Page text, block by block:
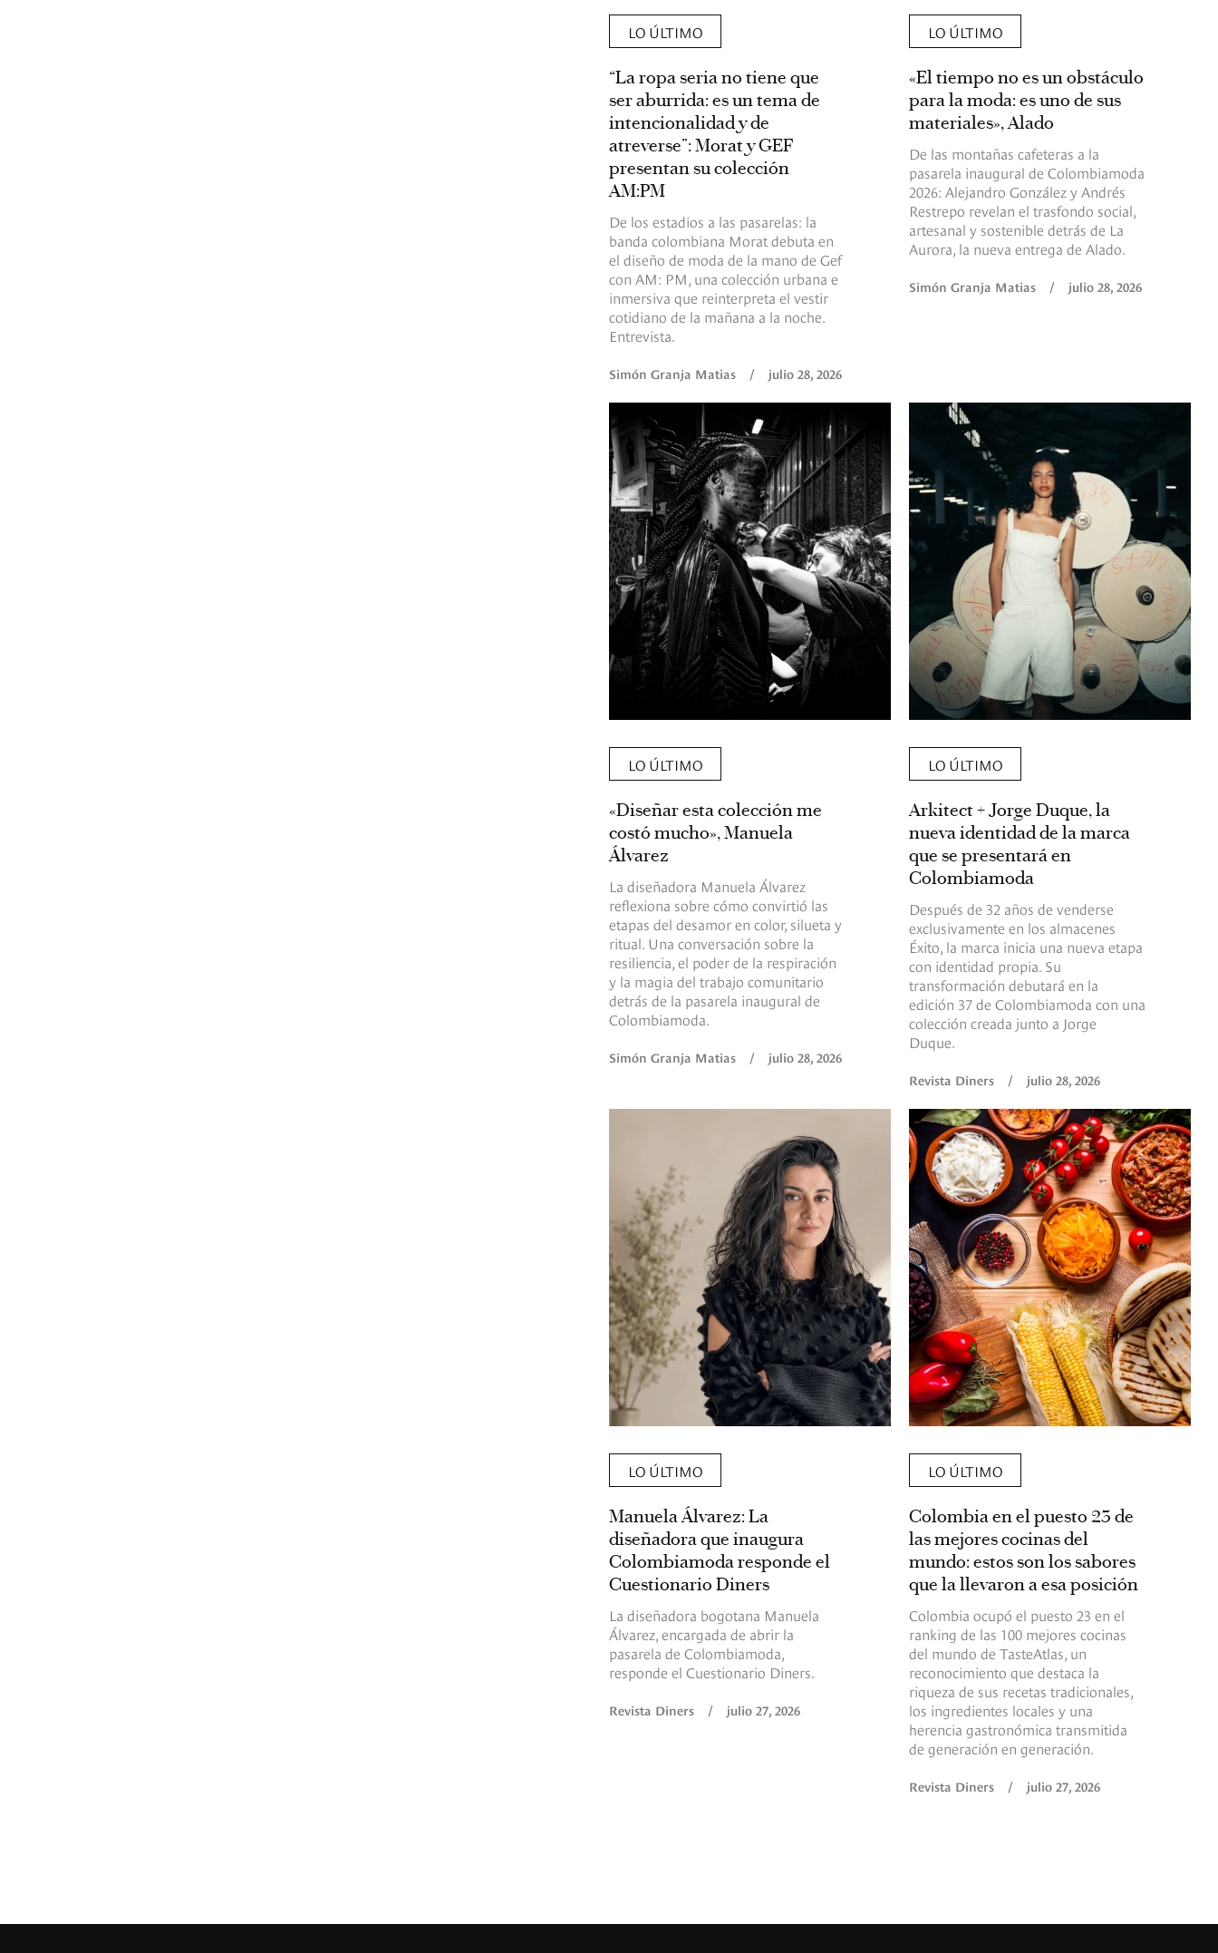
LO ÚLTIMO
“La ropa seria no tiene que
ser aburrida: es un tema de
intencionalidad y de
atreverse”: Morat y GEF
presentan su colección
AM:PM
De los estadios a las pasarelas: la
banda colombiana Morat debuta en
el diseño de moda de la mano de Gef
con AM: PM, una colección urbana e
inmersiva que reinterpreta el vestir
cotidiano de la mañana a la noche.
Entrevista.
Simón Granja Matias / julio 28, 2026
LO ÚLTIMO
«El tiempo no es un obstáculo
para la moda: es uno de sus
materiales», Alado
De las montañas cafeteras a la
pasarela inaugural de Colombiamoda
2026: Alejandro González y Andrés
Restrepo revelan el trasfondo social,
artesanal y sostenible detrás de La
Aurora, la nueva entrega de Alado.
Simón Granja Matias / julio 28, 2026
LO ÚLTIMO
«Diseñar esta colección me
costó mucho», Manuela
Álvarez
La diseñadora Manuela Álvarez
reflexiona sobre cómo convirtió las
etapas del desamor en color, silueta y
ritual. Una conversación sobre la
resiliencia, el poder de la respiración
y la magia del trabajo comunitario
detrás de la pasarela inaugural de
Colombiamoda.
Simón Granja Matias / julio 28, 2026
LO ÚLTIMO
Arkitect + Jorge Duque, la
nueva identidad de la marca
que se presentará en
Colombiamoda
Después de 32 años de venderse
exclusivamente en los almacenes
Éxito, la marca inicia una nueva etapa
con identidad propia. Su
transformación debutará en la
edición 37 de Colombiamoda con una
colección creada junto a Jorge
Duque.
Revista Diners / julio 28, 2026
LO ÚLTIMO
Manuela Álvarez: La
diseñadora que inaugura
Colombiamoda responde el
Cuestionario Diners
La diseñadora bogotana Manuela
Álvarez, encargada de abrir la
pasarela de Colombiamoda,
responde el Cuestionario Diners.
Revista Diners / julio 27, 2026
LO ÚLTIMO
Colombia en el puesto 23 de
las mejores cocinas del
mundo: estos son los sabores
que la llevaron a esa posición
Colombia ocupó el puesto 23 en el
ranking de las 100 mejores cocinas
del mundo de TasteAtlas, un
reconocimiento que destaca la
riqueza de sus recetas tradicionales,
los ingredientes locales y una
herencia gastronómica transmitida
de generación en generación.
Revista Diners / julio 27, 2026